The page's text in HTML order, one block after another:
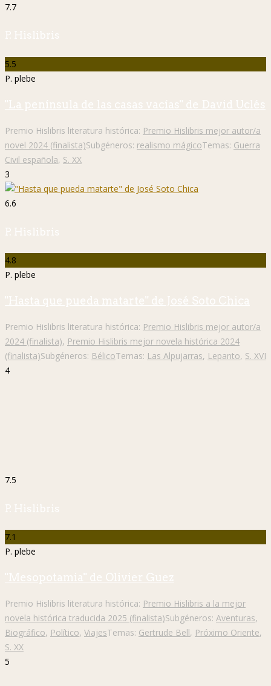
7.7
P. Hislibris
5.5
P. plebe
"La península de las casas vacías" de David Uclés
Premio Hislibris literatura histórica: Premio Hislibris mejor autor/a
novel 2024 (finalista)Subgéneros: realismo mágicoTemas: Guerra
Civil española, S. XX
3
6.6
P. Hislibris
4.8
P. plebe
"Hasta que pueda matarte" de José Soto Chica
Premio Hislibris literatura histórica: Premio Hislibris mejor autor/a
2024 (finalista), Premio Hislibris mejor novela histórica 2024
(finalista)Subgéneros: BélicoTemas: Las Alpujarras, Lepanto, S. XVI
4
7.5
P. Hislibris
7.1
P. plebe
"Mesopotamia" de Olivier Guez
Premio Hislibris literatura histórica: Premio Hislibris a la mejor
novela histórica traducida 2025 (finalista)Subgéneros: Aventuras,
Biográfico, Político, ViajesTemas: Gertrude Bell, Próximo Oriente,
S. XX
5